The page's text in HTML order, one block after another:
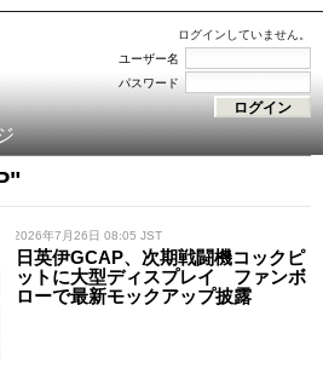
ログインしていません。
ユーザー名
パスワード
/ 2026年7月26日 08:05 JST
日英伊GCAP、次期戦闘機コックピ
ットに大型ディスプレイ ファンボ
ローで最新モックアップ披露